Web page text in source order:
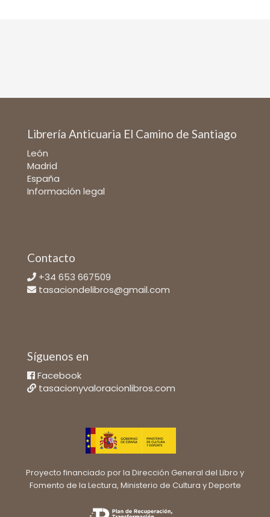
Librería Anticuaria El Camino de Santiago
León
Madrid
España
Información legal
Contacto
+34 653 667509
tasaciondelibros@gmail.com
Síguenos en
Facebook
tasacionyvaloracionlibros.com
Proyecto financiado por la Dirección General del Libro y
Fomento de la Lectura, Ministerio de Cultura y Deporte